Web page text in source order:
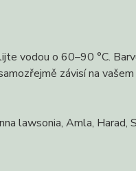
vodou o 60–90 °C.
závisí na
lawsonia, Amla, Harad,